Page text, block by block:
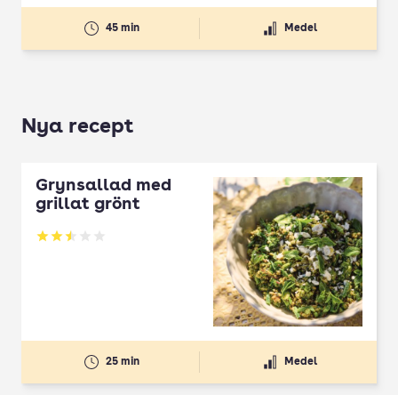
45 min Medel
Nya recept
Grynsallad med
grillat grönt
Betyg: 2.5 av 5
25 min Medel